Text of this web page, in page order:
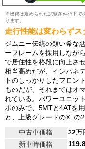
※燃費は定められた試験条件の下で
ります。
走行性能は変わらずス
ジムニー伝統の類い希な
ーフレームを採用しなが
で居住性を格段に向上さ
相当高めだが、インパネ
トのしっかりしたフロン
ものだが、それまではオ
れている。パワーユニッ
ボのみで、5MTと4ATを
と、上級グレードのXLの
中古車価格
32万
新車時価格
119.8